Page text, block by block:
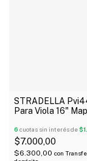
STRADELLA
Para Viola 16"
6 cuotas sin interés de
$7.000,00
$6.300,00 con